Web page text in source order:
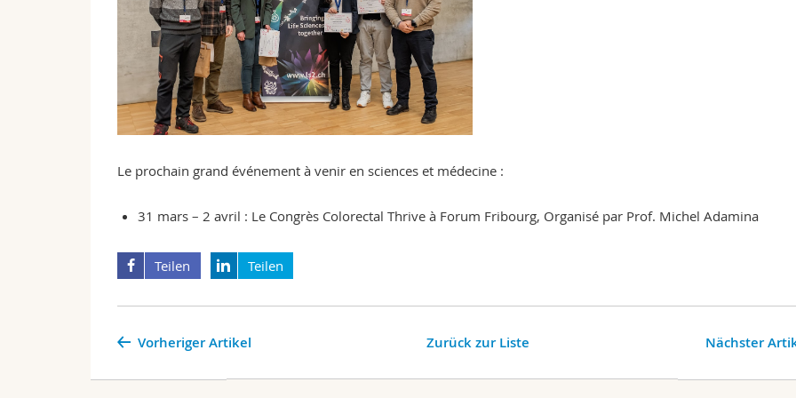
Le prochain grand événement à venir en sciences et médecine :
31 mars – 2 avril : Le Congrès Colorectal Thriveà Forum Fribourg, Organisé par Prof. Michel Adamina
Teilen Teilen
Nächster
Vorheriger Artikel Zurück zur Liste